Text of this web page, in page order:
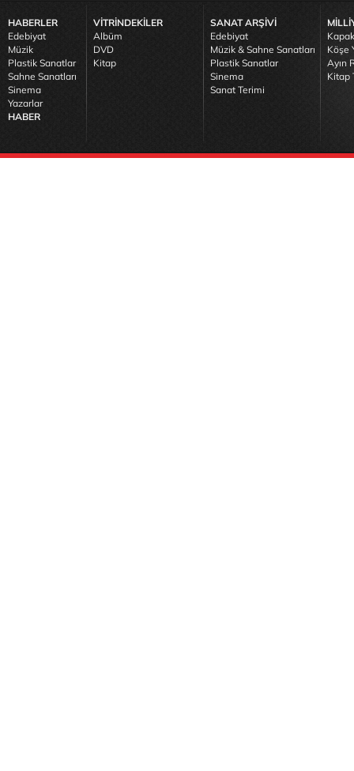
HABERLER
Edebiyat
Müzik
Plastik Sanatlar
Sahne Sanatları
Sinema
Yazarlar
HABER
VİTRİNDEKİLER
Albüm
DVD
Kitap
SANAT ARŞİVİ
Edebiyat
Müzik & Sahne Sanatları
Plastik Sanatlar
Sinema
Sanat Terimi
Köşe
Ayın
Kitap